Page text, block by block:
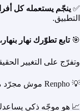
✅ ينجّم يستعمله كل
التطبيق.
🎯تابع تطوّرك نهار
وتفرّج على التغيير
💡 Renpho موش مجرّد ميزان…
📈 هو موجّه ذكي